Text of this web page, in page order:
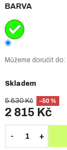
5 630 Kč –50 %
2 815 Kč
Skladem
BARVA
Můžeme doručit do: